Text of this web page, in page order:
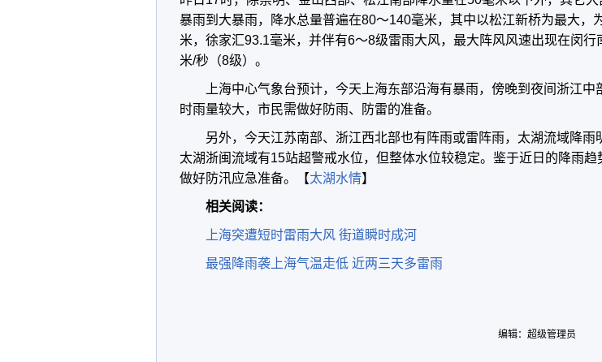
暴雨到大暴雨，降水总量普遍在80～140毫米，其中以松江新桥为最大，
米，徐家汇93.1毫米，并伴有6～8级雷雨大风，最大阵风风速出现在闵行
米/秒（8级）。
上海中心气象台预计，今天上海东部沿海有暴雨，傍晚到夜间浙江中
时雨量较大，市民需做好防雨、防雷的准备。
另外，今天江苏南部、浙江西北部也有阵雨或雷阵雨，太湖流域降雨
太湖浙闽流域有15站超警戒水位，但整体水位较稳定。鉴于近日的降雨趋
做好防汛应急准备。【太湖水情】
相关阅读：
上海突遭短时雷雨大风 街道瞬时成河
最强降雨袭上海气温走低 近两三天多雷雨
编辑：超级管理员